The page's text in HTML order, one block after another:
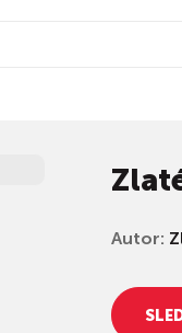
Autor: